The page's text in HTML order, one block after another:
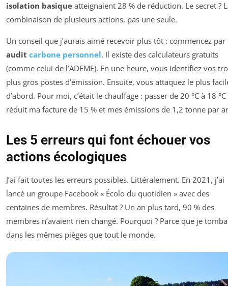
isolation basique atteignaient 28 % de réduction. Le secret ?
combinaison de plusieurs actions, pas une seule.
Un conseil que j’aurais aimé recevoir plus tôt : commencez par
audit carbone personnel. Il existe des calculateurs gratuits
(comme celui de l’ADEME). En une heure, vous identifiez vos
plus gros postes d’émission. Ensuite, vous attaquez le plus
d’abord. Pour moi, c’était le chauffage : passer de 20 °C à 18 °C
réduit ma facture de 15 % et mes émissions de 1,2 tonne par
Les 5 erreurs qui font échouer vos
actions écologiques
J’ai fait toutes les erreurs possibles. Littéralement. En 2021, j’ai
lancé un groupe Facebook « Écolo du quotidien » avec des
centaines de membres. Résultat ? Un an plus tard, 90 % des
membres n’avaient rien changé. Pourquoi ? Parce que je
dans les mêmes pièges que tout le monde.